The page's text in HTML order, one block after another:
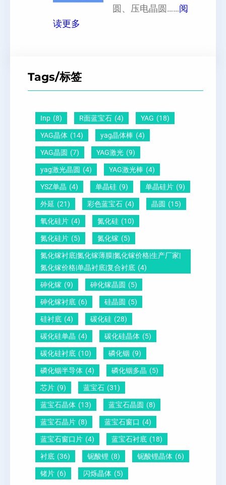
者
？
说
明
向
向
1
1
怎
么
测
圆、压电晶圆……阅
读更多
晶
-
压
电
晶
圆
钛
铅
晶
圆
Tags/标签
Inp (8) R面蓝宝石 (4) YAG (18)
YAG晶体 (14) yag晶体棒 (4)
YAG晶圆 (7) YAG激光 (9)
yag激光晶圆 (4) YAG激光棒 (4)
YSZ单晶 (4) 单晶硅 (9) 单晶硅片 (9)
外延 (21) 彩色蓝宝石 (4) 晶圆 (15)
氧化硅片 (4) 氮化硅 (10)
氮化硅片 (5) 氮化镓 (5)
氮化镓衬底|氮化镓薄膜|氮化镓价格|生产厂家|
氮化镓价格|单晶衬底|复合衬底 (4)
砷化镓 (9) 砷化镓晶圆 (5)
砷化镓衬底 (6) 硅晶圆 (5)
硅衬底 (4) 碳化硅 (28)
碳化硅单晶 (4) 碳化硅晶体 (5)
碳化硅衬底 (10) 磷化铟 (9)
磷化铟半导体 (4) 磷化铟多晶 (5)
芯片 (9) 蓝宝石 (31)
蓝宝石晶体 (13) 蓝宝石晶圆 (8)
蓝宝石晶片 (8) 蓝宝石窗口 (4)
蓝宝石窗口片 (4) 蓝宝石衬底 (18)
衬底 (36) 铌酸锂 (8) 铌酸锂晶体 (6)
锗片 (6) 闪烁晶体 (5)